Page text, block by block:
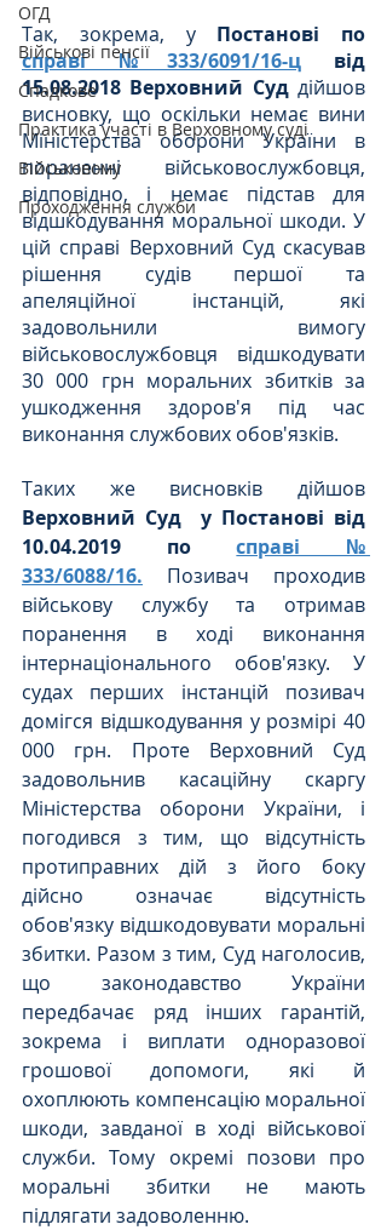
ОГД
Військові пенсії
Спадкове
Практика участі в Верховному суді
Військовому
Проходження служби
Так, зокрема, у
справі №333/6091/16-ц від
15.08.2018 Верховний Суд дійшов
висновку, що оскільки немає вини
Міністерства оборони України в
пораненні військовослужбовця,
відповідно, і немає підстав для
відшкодування моральної шкоди. У
цій справі Верховний Суд скасував
рішення судів першої та
апеляційної інстанцій, які
задовольнили вимогу
військовослужбовця відшкодувати
30 000 грн моральних збитків за
ушкодження здоров'я під час
виконання службових обов'язків.
Верховний Суд  у Постанові від
10.04.2019 по справі №
333/6088/16. Позивач проходив
військову службу та отримав
поранення в ході виконання
інтернаціонального обов'язку. У
судах перших інстанцій позивач
домігся відшкодування у розмірі 40
000 грн. Проте Верховний Суд
задовольнив касаційну скаргу
Міністерства оборони України, і
погодився з тим, що відсутність
протиправних дій з його боку
дійсно означає відсутність
обов'язку відшкодовувати моральні
збитки. Разом з тим, Суд наголосив,
що законодавство України
передбачає ряд інших гарантій,
зокрема і виплати одноразової
грошової допомоги, які й
охоплюють компенсацію моральної
шкоди, завданої в ході військової
служби. Тому окремі позови про
моральні збитки не мають
підлягати задоволенню.